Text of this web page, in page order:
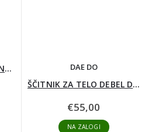
MOŠKI ŠČITNIK ZA MEDNOŽJE (SUSPENZOR) DAE DO
ŠČITNIK ZA TELO DEBEL DAEDO
€55,00
NA ZALOGI